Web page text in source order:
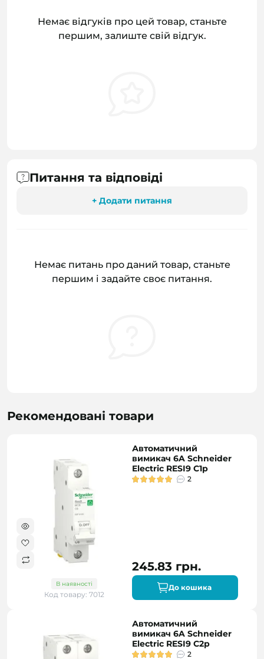
Немає відгуків про цей товар, станьте
першим, залиште свій відгук.
Питання та відповіді
+ Додати питання
Немає питань про даний товар, станьте
першим і задайте своє питання.
Рекомендовані товари
В наявності
Код товару: 7012
Автоматичний
вимикач 6A Schneider
Electric RESI9 C1р
2
245.83 грн.
До кошика
Автоматичний
вимикач 6A Schneider
Electric RESI9 C2р
2